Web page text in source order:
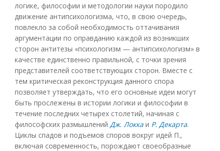
логике, философии и методологии науки породило
движение антипсихологизма, что, в свою очередь,
повлекло за собой необходимость оттачивания
аргументации по оправданию каждой из возникших
сторон антитезы «психологизм — антипсихологизм» в
качестве единственно правильной, с точки зрения
представителей соответствующих сторон. Вместе с
тем критическая реконструкция данного спора
позволяет утверждать, что его основные идеи могут
быть прослежены в истории логики и философии в
течение последних четырех столетий, начиная с
философских размышлений Дж. Локка и Р. Декарта.
Циклы спадов и подъемов споров вокруг идей П.,
включая современность, порождают своеобразные